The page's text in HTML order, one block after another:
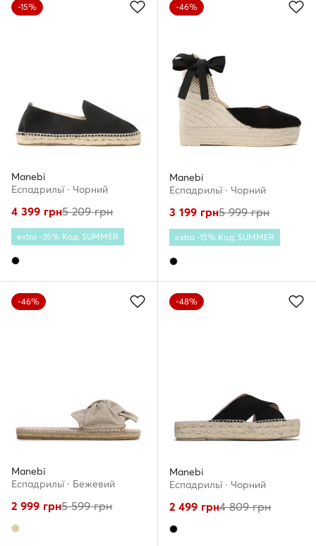
-15%
Manebi
Еспадрильї · Чорний
4 399 грн5 209грн
extra -35% Код: SUMMER
-46%
Manebi
Еспадрильї · Чорний
3 199 грн5 999грн
extra -15% Код: SUMMER
-46%
Manebi
Еспадрильї · Бежевий
2 999 грн5 599грн
-48%
Manebi
Еспадрильї · Чорний
2 499 грн4 809грн